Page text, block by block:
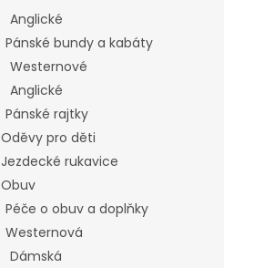
Anglické
Pánské bundy a kabáty
Westernové
Anglické
Pánské rajtky
Oděvy pro děti
Jezdecké rukavice
Obuv
Péče o obuv a doplňky
Westernová
Dámská